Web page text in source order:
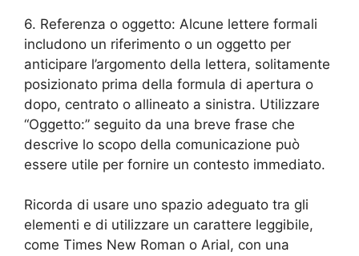
6. Referenza o oggetto: Alcune lettere formali
includono un riferimento o un oggetto per
anticipare l’argomento della lettera, solitamente
posizionato prima della formula di apertura o
dopo, centrato o allineato a sinistra. Utilizzare
“Oggetto:” seguito da una breve frase che
descrive lo scopo della comunicazione può
essere utile per fornire un contesto immediato.
Ricorda di usare uno spazio adeguato tra gli
elementi e di utilizzare un carattere leggibile,
come Times New Roman o Arial, con una